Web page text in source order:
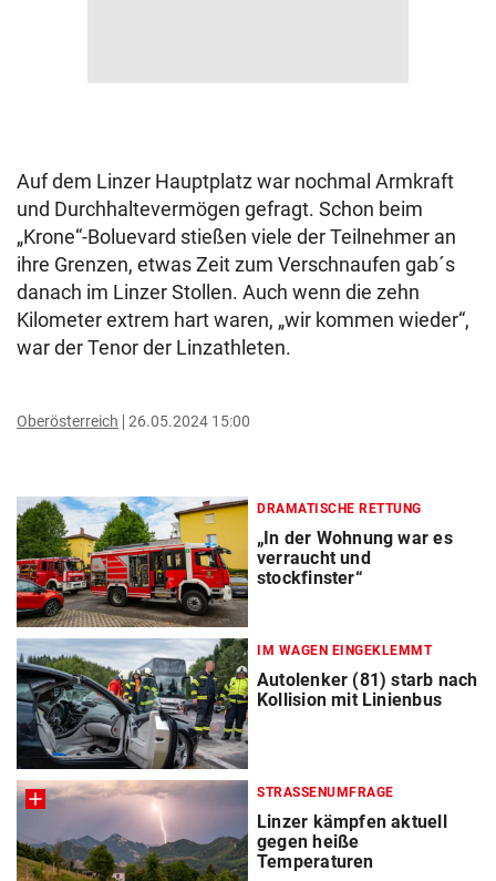
Auf dem Linzer Hauptplatz war nochmal Armkraft
und Durchhaltevermögen gefragt. Schon beim
„Krone“-Boluevard stießen viele der Teilnehmer an
ihre Grenzen, etwas Zeit zum Verschnaufen gab´s
danach im Linzer Stollen. Auch wenn die zehn
Kilometer extrem hart waren, „wir kommen wieder“,
war der Tenor der Linzathleten.
Oberösterreich 26.05.2024 15:00
DRAMATISCHE RETTUNG
„In der Wohnung war es
verraucht und
stockfinster“
IM WAGEN EINGEKLEMMT
Autolenker (81) starb nach
Kollision mit Linienbus
STRASSENUMFRAGE
Linzer kämpfen aktuell
gegen heiße
Temperaturen